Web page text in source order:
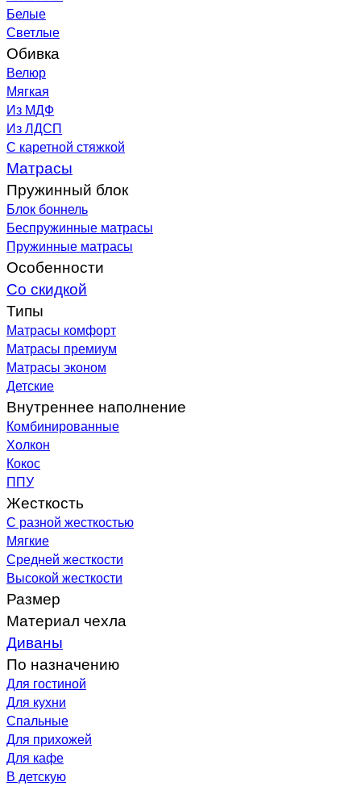
Белые
Светлые
Обивка
Велюр
Мягкая
Из МДФ
Из ЛДСП
С каретной стяжкой
Матрасы
Пружинный блок
Блок боннель
Беспружинные матрасы
Пружинные матрасы
Особенности
Со скидкой
Типы
Матрасы комфорт
Матрасы премиум
Матрасы эконом
Детские
Внутреннее наполнение
Комбинированные
Холкон
Кокос
ППУ
Жесткость
С разной жесткостью
Мягкие
Средней жесткости
Высокой жесткости
Размер
Материал чехла
Диваны
По назначению
Для гостиной
Для кухни
Спальные
Для прихожей
Для кафе
В детскую